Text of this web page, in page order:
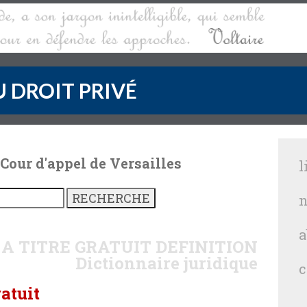
DROIT PRIVÉ
d'appel de Versailles
A TITRE GRATUIT DEFINITION
Dictionnaire juridique